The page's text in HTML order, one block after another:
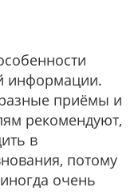
информации.
приёмы и
рекомендуют,
в
потому
очень